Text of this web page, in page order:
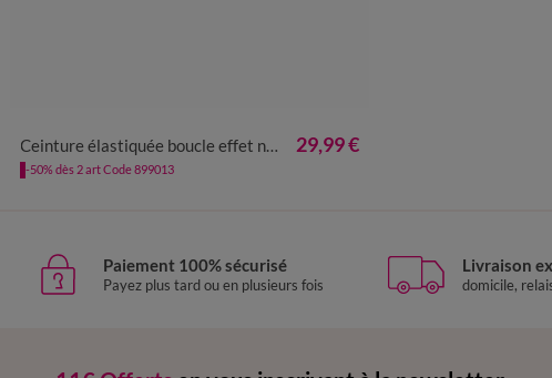
Ceinture élastiquée boucle effet nœud 29,99 €
-50% dès 2 art Code 899013
Paiement 100% sécurisé
Payez plus tard ou en plusieurs fois
Livraison
domicile,